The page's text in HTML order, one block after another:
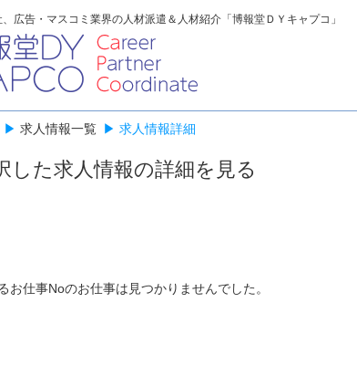
、広告・マスコミ業界の人材派遣＆人材紹介「博報堂ＤＹキャプコ」
▶ 求人情報一覧 ▶ 求人情報詳細
した求人情報の詳細を見る
お仕事Noのお仕事は見つかりませんでした。